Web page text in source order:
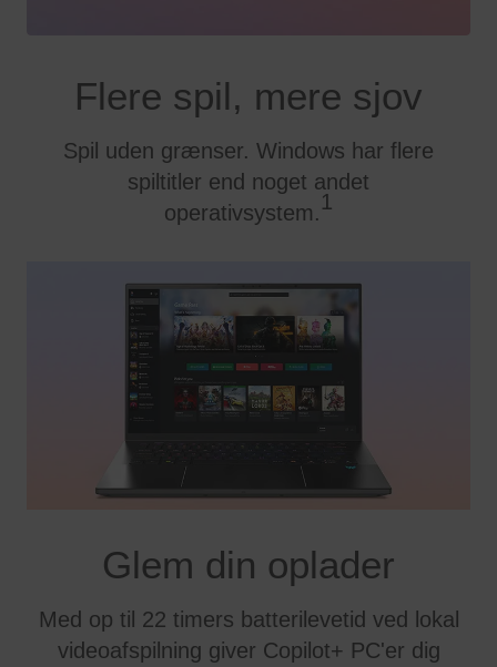
Flere spil, mere sjov
Spil uden grænser. Windows har flere
spiltitler end noget andet
operativsystem.1
Glem din oplader
Med op til 22 timers batterilevetid ved lokal
videoafspilning giver Copilot+ PC'er dig